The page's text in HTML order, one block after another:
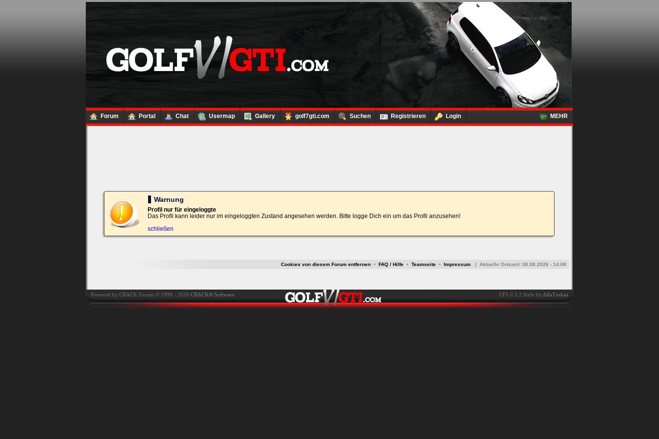
Forum Portal Chat Usermap Gallery golf7gti.com Suchen Registrieren Login MEHR
Loginbox
Trage
in
die
nachfolgenden
und
Kennwort
ein,
um
Bei jedem Besuch
automatisch einloggen.
Ich habe mein Passwort
vergessen|Registrieren
Warnung
Profil nur für eingeloggte
Das Profil kann leider nur im eingeloggten Zustand angesehen werden. Bitte logge Dich ein um das Profil anzusehen!
schließen
Cookies von diesem Forum entfernen • FAQ / Hilfe • Teamseite • Impressum | Aktuelle Ortszeit: 08.08.2026 - 14:08
Powered by CBACK Forum © 1999 - 2026CBACK® Software CF3.0.3.2 Style byAllaTurkaa